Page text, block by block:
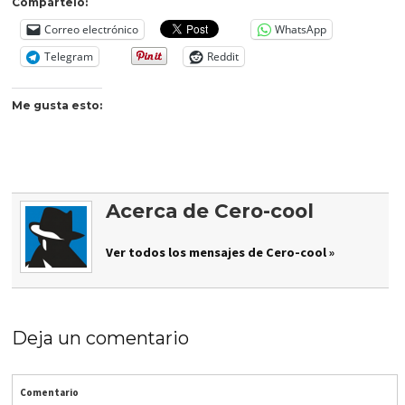
Correo electrónico
WhatsApp
Telegram
Reddit
Me gusta esto:
Acerca de Cero-cool
Ver todos los mensajes de Cero-cool »
Deja un comentario
Comentario